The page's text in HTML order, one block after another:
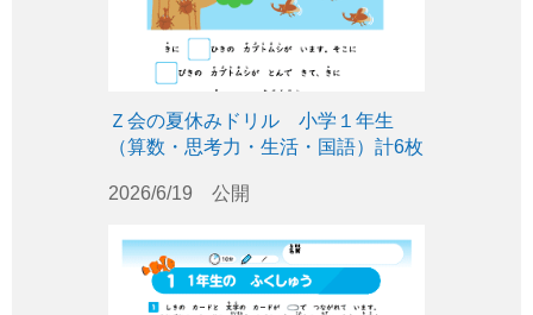
Ｚ会の夏休みドリル 小学１年生
（算数・思考力・生活・国語）計6枚
2026/6/19 公開